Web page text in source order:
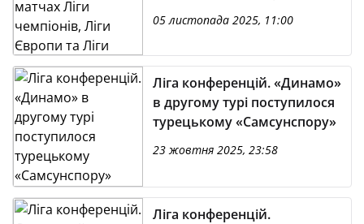
Ліги конференцій
05 листопада 2025, 11:00
Ліга конференцій. «Динамо»
в другому турі поступилося
турецькому «Самсунспору»
23 жовтня 2025, 23:58
Ліга конференцій.